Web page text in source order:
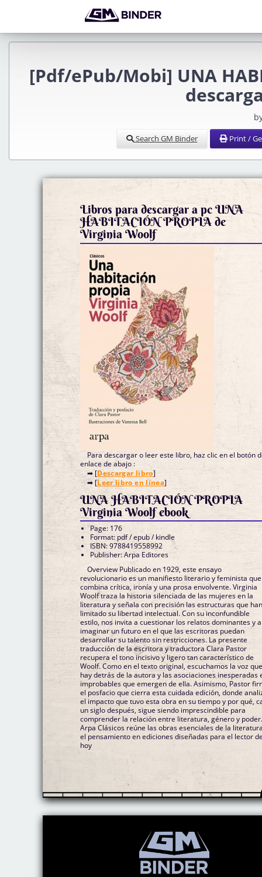
[Pdf/ePub/Mobi] UNA
Search GM Binder Print /
Libros para descargar a pc UNA
HABITACIÓN PROPIA de
Virginia Woolf
Para descargar o leer este libro, haz clic en el botón
enlace de abajo :
➡ [Descargar libro]
➡ [Leer libro en línea]
UNA HABITACIÓN PROPIA
Virginia Woolf ebook
Page: 176
Format: pdf / epub / kindle
ISBN: 9788419558992
Publisher: Arpa Editores
Overview Publicado en 1929, este ensayo
revolucionario es un manifiesto literario y feminista que
combina crítica, ironía y una prosa envolvente. Virginia
Woolf traza la historia silenciada de las mujeres en la
literatura y señala con precisión las estructuras que
limitado su libertad intelectual. Con su inconfundible
estilo, nos invita a cuestionar los relatos dominantes y a
imaginar un futuro en el que las escritoras puedan
desarrollar su talento sin restricciones. La presente
traducción de la escritora y traductora Clara Pastor
recupera el tono incisivo y ligero tan característico de
Woolf. Como en el texto original, escuchamos la voz
hay detrás de la autora y las asociaciones inesperadas
improbables que emergen de ella. Asimismo, Pastor
el posfacio que cierra esta cuidada edición, donde
el impacto que tuvo esta obra en su tiempo y por qué,
un siglo después, sigue siendo imprescindible para
comprender la relación entre literatura, género y
Arpa Clásicos reúne las obras esenciales de la
el pensamiento en ediciones diseñadas para el lector
hoy